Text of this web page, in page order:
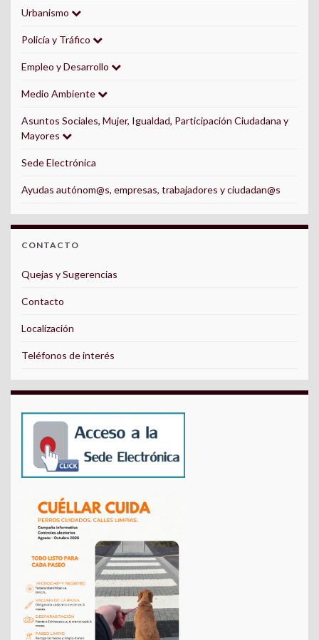
Urbanismo
Policía y Tráfico
Empleo y Desarrollo
Medio Ambiente
Asuntos Sociales, Mujer, Igualdad, Participación Ciudadana y
Mayores
Sede Electrónica
Ayudas autónom@s, empresas, trabajadores y ciudadan@s
CONTACTO
Quejas y Sugerencias
Contacto
Localización
Teléfonos de interés